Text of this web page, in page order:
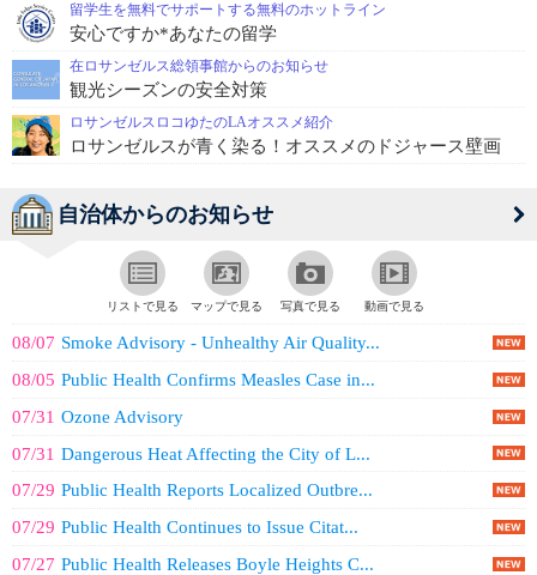
留学生を無料でサポートする無料のホットライン
安心ですか*あなたの留学
在ロサンゼルス総領事館からのお知らせ
観光シーズンの安全対策
ロサンゼルスロコゆたのLAオススメ紹介
ロサンゼルスが青く染る！オススメのドジャース壁画
自治体からのお知らせ
リストで見る マップで見る 写真で見る 動画で見る
08/07 Smoke Advisory - Unhealthy Air Quality...
08/05 Public Health Confirms Measles Case in...
07/31 Ozone Advisory
07/31 Dangerous Heat Affecting the City of L...
07/29 Public Health Reports Localized Outbre...
07/29 Public Health Continues to Issue Citat...
07/27 Public Health Releases Boyle Heights C...